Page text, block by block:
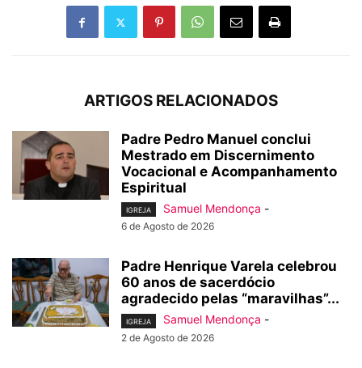
ARTIGOS RELACIONADOS
Padre Pedro Manuel conclui
Mestrado em Discernimento
Vocacional e Acompanhamento
Espiritual
IGREJA Samuel Mendonça -
6 de Agosto de 2026
Padre Henrique Varela celebrou
60 anos de sacerdócio
agradecido pelas “maravilhas”...
IGREJA Samuel Mendonça -
2 de Agosto de 2026